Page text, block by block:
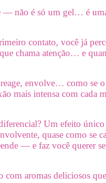
— não é só um gel… é
contato, você já
chama atenção… e
envolve… como se
mais intensa com cada
Um efeito
quase como se
— e faz você querer
com aromas deliciosos